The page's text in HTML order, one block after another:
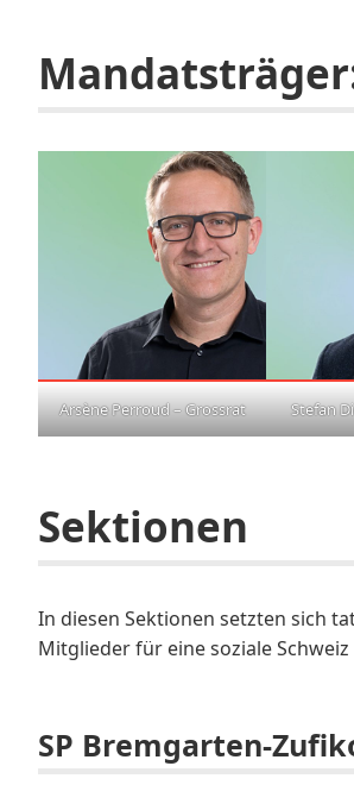
Arsène Perroud – Grossrat Stefan
Sektionen
In diesen Sektionen setzten sich
Mitglieder für eine soziale Schweiz
SP Bremgarten-